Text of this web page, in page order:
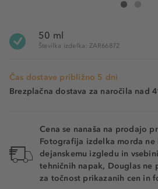
50 ml
Številka izdelka: ZAR66872
Čas dostave približno 5 dni
Brezplačna dostava za naročila nad
Cena se nanaša na prodajo
Fotografija izdelka morda ne
dejanskemu izgledu in
tehničnih napak, Douglas ne
za točnost prikazanih cen in